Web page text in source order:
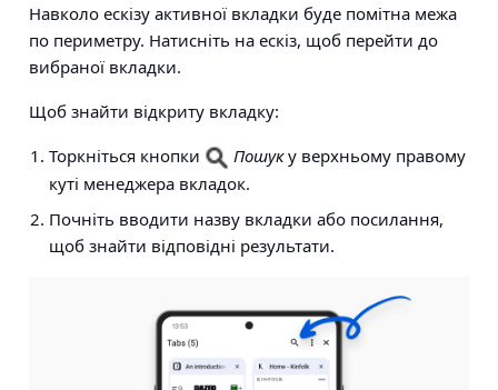
Навколо ескізу активної вкладки буде помітна межа
по периметру. Натисніть на ескіз, щоб перейти до
вибраної вкладки.
Щоб знайти відкриту вкладку:
Торкніться кнопки
Пошуку верхньому правому
куті менеджера вкладок.
Почніть вводити назву вкладки або посилання,
щоб знайти відповідні результати.